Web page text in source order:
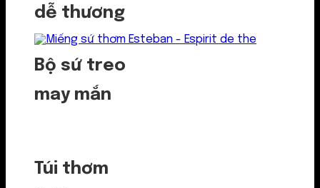
dễ thương
Bộ sứ treo
may mắn
Túi thơm